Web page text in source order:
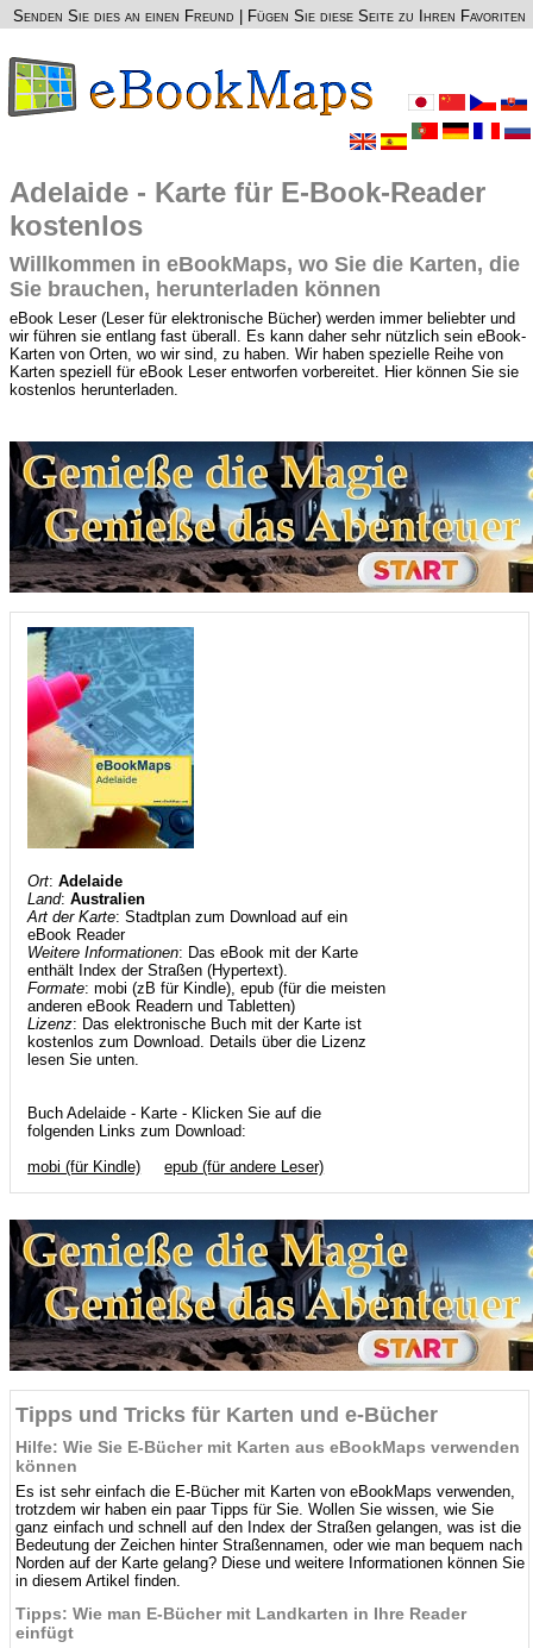
Senden Sie dies an einen Freund Fügen Sie diese Seite zu Ihren Favoriten
Adelaide - Karte für E-Book-Reader
kostenlos
Willkommen in eBookMaps, wo Sie die Karten, die
Sie brauchen, herunterladen können
eBook Leser (Leser für elektronische Bücher) werden immer beliebter und
wir führen sie entlang fast überall. Es kann daher sehr nützlich sein eBook-
Karten von Orten, wo wir sind, zu haben. Wir haben spezielle Reihe von
Karten speziell für eBook Leser entworfen vorbereitet. Hier können Sie sie
kostenlos herunterladen.
Ort:Adelaide
Land:Australien
Art der Karte: Stadtplan zum Download auf ein
eBook Reader
Weitere Informationen: Das eBook mit der Karte
enthält Index der Straßen (Hypertext).
Formate: mobi (zB für Kindle), epub (für die meisten
anderen eBook Readern und Tabletten)
Lizenz: Das elektronische Buch mit der Karte ist
kostenlos zum Download. Details über die Lizenz
lesen Sie unten.
Buch Adelaide - Karte - Klicken Sie auf die
folgenden Links zum Download:
mobi (für Kindle)
epub (für andere Leser)
Tipps und Tricks für Karten und e-Bücher
Hilfe: Wie Sie E-Bücher mit Karten aus eBookMaps verwenden
können
Es ist sehr einfach die E-Bücher mit Karten von eBookMaps verwenden,
trotzdem wir haben ein paar Tipps für Sie. Wollen Sie wissen, wie Sie
ganz einfach und schnell auf den Index der Straßen gelangen, was ist die
Bedeutung der Zeichen hinter Straßennamen, oder wie man bequem nach
Norden auf der Karte gelang? Diese und weitere Informationen können Sie
in diesem Artikel finden.
Tipps: Wie man E-Bücher mit Landkarten in Ihre Reader
einfügt